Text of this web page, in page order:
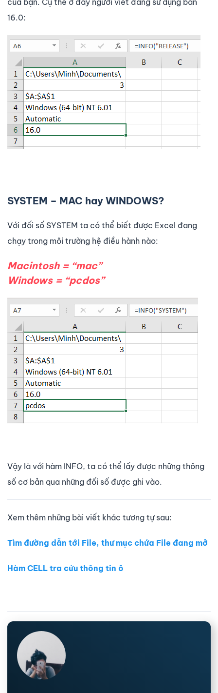
của bạn. Cụ thể ở đây người viết đang sử dụng bản
16.0:
SYSTEM – MAC hay WINDOWS?
Với đối số SYSTEM ta có thể biết được Excel đang
chạy trong môi trường hệ điều hành nào:
Macintosh = “mac”
Windows = “pcdos”
Vậy là với hàm INFO, ta có thể lấy được những thông
số cơ bản qua những đối số được ghi vào.
Xem thêm những bài viết khác tương tự sau:
Tìm đường dẫn tới File, thư mục chứa File đang mở
Hàm CELL tra cứu thông tin ô